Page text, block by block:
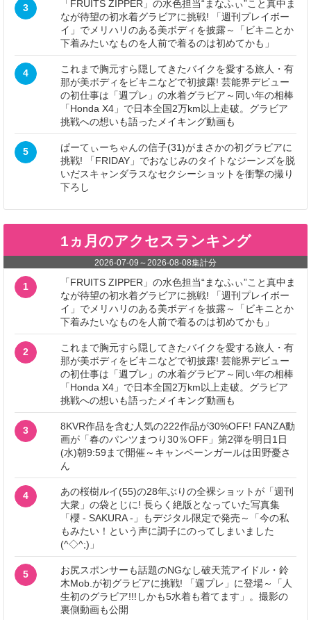
3
「FRUITS ZIPPER」の水色担当“まなふぃ”こと真中ま
なが待望の初水着グラビアに挑戦! 「週刊プレイボー
イ」でメリハリのある美ボディを披露～「ビキニとか
下着みたいなものを人前で着るのは初めてかも」
4
これまで胸元すら隠してきたバイクを愛する旅人・有
那が美ボディをビキニなどで初披露! 芸能界デビュー
の初仕事は「週プレ」の水着グラビア～同い年の相棒
「Honda X4」で日本全国2万km以上走破。グラビア
挑戦への想いも語ったメイキング動画も
5
ぱーてぃーちゃんの信子(31)がまさかの初グラビアに
挑戦! 「FRIDAY」でおなじみのタイトなジーンズを脱
いだスキャンダラスなセクシーショットを衝撃の撮り
下ろし
1ヵ月のアクセスランキング
2026-07-09 ～2026-08-08集計分
1
「FRUITS ZIPPER」の水色担当“まなふぃ”こと真中ま
なが待望の初水着グラビアに挑戦! 「週刊プレイボー
イ」でメリハリのある美ボディを披露～「ビキニとか
下着みたいなものを人前で着るのは初めてかも」
2
これまで胸元すら隠してきたバイクを愛する旅人・有
那が美ボディをビキニなどで初披露! 芸能界デビュー
の初仕事は「週プレ」の水着グラビア～同い年の相棒
「Honda X4」で日本全国2万km以上走破。グラビア
挑戦への想いも語ったメイキング動画も
3
8KVR作品を含む人気の222作品が30%OFF! FANZA動
画が「春のパンツまつり30％OFF」第2弾を明日1日
(水)朝9:59まで開催～キャンペーンガールは田野憂さ
ん
4
あの桜樹ルイ(55)の28年ぶりの全裸ショットが「週刊
大衆」の袋とじに! 長らく絶版となっていた写真集
「櫻 - SAKURA -」もデジタル限定で発売～「今の私
もみたい！という声に調子にのってしまいました
(^◇^;)」
5
お尻スポンサーも話題のNGなし破天荒アイドル・鈴
木Mob.が初グラビアに挑戦! 「週プレ」に登場～「人
生初のグラビア!!!しかも5水着も着てます」。撮影の
裏側動画も公開